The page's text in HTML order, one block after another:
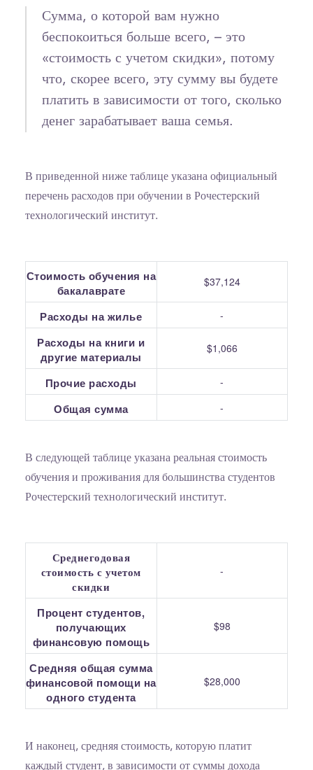
Сумма, о которой вам нужно
беспокоиться больше всего, – это
«стоимость с учетом скидки», потому
что, скорее всего, эту сумму вы будете
платить в зависимости от того, сколько
денег зарабатывает ваша семья.
В приведенной ниже таблице указана официальный
перечень расходов при обучении в Рочестерский
технологический институт.
Стоимость обучения на
бакалаврате
$37,124
Расходы на жилье -
Расходы на книги и
другие материалы
$1,066
Прочие расходы -
Общая сумма -
В следующей таблице указана реальная стоимость
обучения и проживания для большинства студентов
Рочестерский технологический институт.
Среднегодовая
стоимость с учетом
скидки
-
Процент студентов,
получающих
финансовую помощь
$98
Средняя общая сумма
финансовой помощи на
одного студента
$28,000
И наконец, средняя стоимость, которую платит
каждый студент, в зависимости от суммы дохода